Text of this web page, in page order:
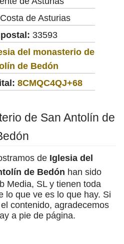
Costa de Asturias
33593
del monasterio de
de Bedón
8CMQC4QJ+68
de San Antolín de
de Iglesia del
de Bedón han sido
Media, SL y tienen toda
lo que ve es lo que hay. Si
contenido, agradecemos
a pie de página.